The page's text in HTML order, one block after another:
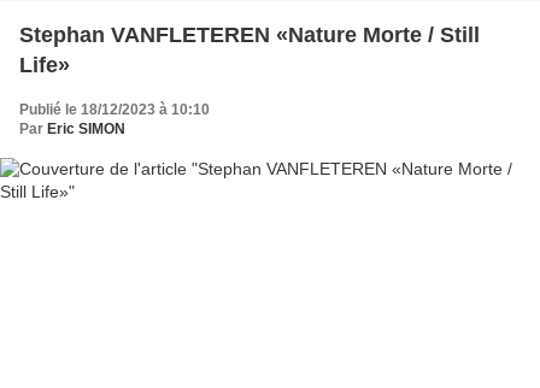
Stephan VANFLETEREN «Nature Morte / Still
Life»
Publié le 18/12/2023 à 10:10
Par Eric SIMON